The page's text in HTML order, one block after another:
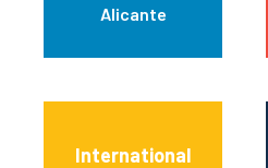
Alicante
International